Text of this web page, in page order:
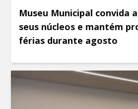
Museu Municipal convida
seus núcleos e mantém
férias durante agosto